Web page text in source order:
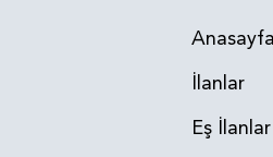
Anasayfa
İlanlar
Eş İlanlar